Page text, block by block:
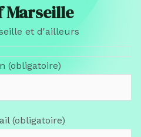
Marseille
et d'ailleurs
(obligatoire)
(obligatoire)